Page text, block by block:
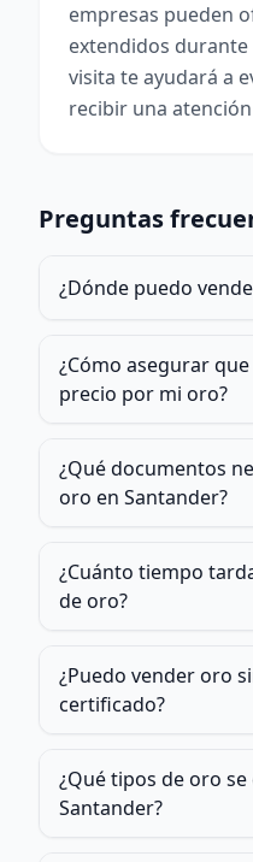
empresas pueden
extendidos
visita te ayudará a
recibir una
Preguntas
¿Dónde puedo
¿Cómo asegurar
precio por mi oro?
¿Qué documentos
oro en Santander?
¿Cuánto tiempo
de oro?
¿Puedo vender oro
certificado?
¿Qué tipos de oro
Santander?